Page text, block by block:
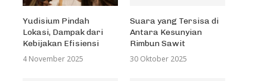
Yudisium Pindah
Lokasi, Dampak dari
Kebijakan Efisiensi
4 November 2025
Suara yang Tersisa di
Antara Kesunyian
Rimbun Sawit
30 Oktober 2025